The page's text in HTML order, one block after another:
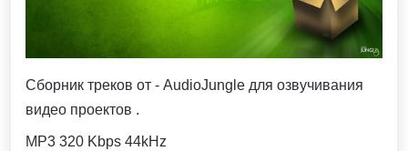
Сборник треков от - AudioJungle для озвучивания
видео проектов .
MP3 320 Kbps 44kHz